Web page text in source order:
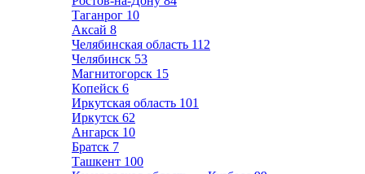
Таганрог 10
Аксай 8
Челябинская область 112
Челябинск 53
Магнитогорск 15
Копейск 6
Иркутская область 101
Иркутск 62
Ангарск 10
Братск 7
Ташкент 100